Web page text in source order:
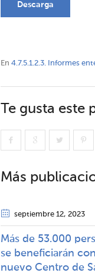
Descarga
En 4.7.5.1.2.3. Informes
Te gusta este
Más
septiembre 12, 2023
Más de 53.000
se beneficiarán
nuevo Centro de